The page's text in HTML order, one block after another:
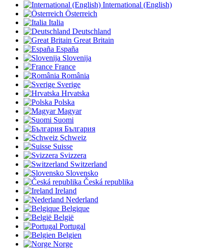
International (English)
Österreich
Italia
Deutschland
Great Britain
España
Slovenija
France
România
Sverige
Hrvatska
Polska
Magyar
Suomi
България
Schweiz
Suisse
Svizzera
Switzerland
Slovensko
Česká republika
Ireland
Nederland
Belgique
België
Portugal
Belgien
Norge